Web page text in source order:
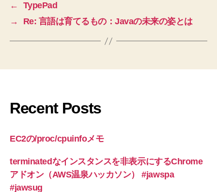
←
TypePad
→
Re: 言語は育てるもの：Javaの未来の姿とは
Recent Posts
EC2の/proc/cpuinfoメモ
terminatedなインスタンスを非表示にするChrome
アドオン（AWS温泉ハッカソン） #jawspa
#jawsug